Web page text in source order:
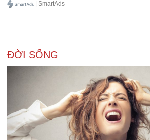
Doanh nghiệp 24h
Doanh nhân
| SmartAds
ĐỜI SỐNG